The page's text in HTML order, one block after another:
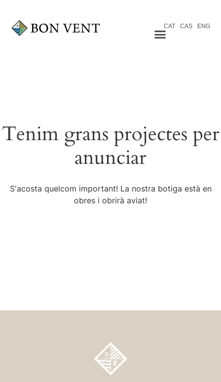
CAT CAS ENG
Tenim grans projectes per
anunciar
S'acosta quelcom important! La nostra botiga està en
obres i obrirà aviat!